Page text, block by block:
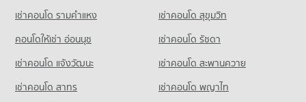
Condo for Sale near Southern Region Industrial Estate
Songkhla
69 properties for sale
Condo Diana Plaza Hat Yai
PROJECT_COUNT
Condo for Rent near Hat Yai Hospital
37 properties for rent
Condo for Sale near Hat Yai Hospital
49 properties for sale
เช่าคอนโด รามคําแหง
เช่าคอนโด สุขุมวิท
คอนโดให้เช่า อ่อนนุช
เช่าคอนโด รัชดา
เช่าคอนโด แจ้งวัฒนะ
เช่าคอนโด สะพานควาย
เช่าคอนโด สาทร
เช่าคอนโด พญาไท